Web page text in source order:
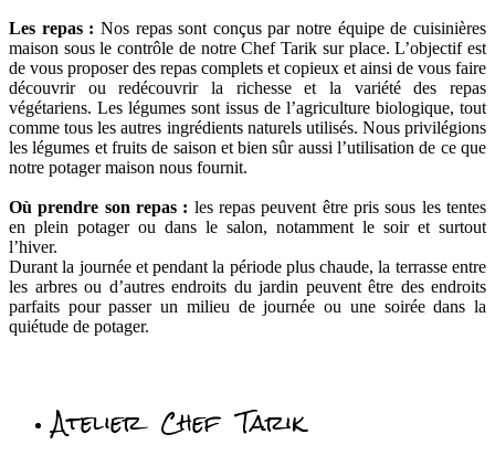
Les repas : Nos repas sont conçus par notre équipe de cuisinières
maison sous le contrôle de notre Chef Tarik sur place. L’objectif est
de vous proposer des repas complets et copieux et ainsi de vous faire
découvrir ou redécouvrir la richesse et la variété des repas
végétariens. Les légumes sont issus de l’agriculture biologique, tout
comme tous les autres ingrédients naturels utilisés. Nous privilégions
les légumes et fruits de saison et bien sûr aussi l’utilisation de ce que
notre potager maison nous fournit.
Où prendre son repas : les repas peuvent être pris sous les tentes
en plein potager ou dans le salon, notamment le soir et surtout
l’hiver.
Durant la journée et pendant la période plus chaude, la terrasse entre
les arbres ou d’autres endroits du jardin peuvent être des endroits
parfaits pour passer un milieu de journée ou une soirée dans la
quiétude de potager.
Atelier Chef Tarik